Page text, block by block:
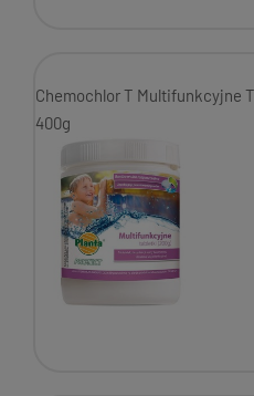
Chemochlor T Multifunkcyjne
400g